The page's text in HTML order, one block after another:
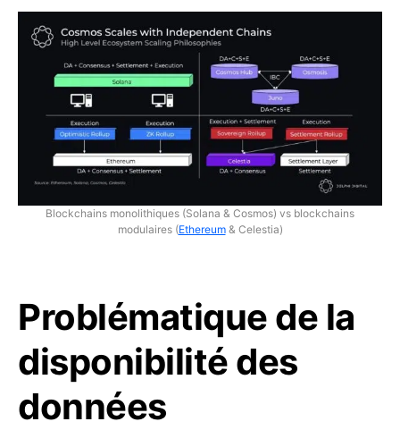
Blockchains monolithiques (Solana & Cosmos) vs blockchains
modulaires (Ethereum& Celestia)
Problématique de la
disponibilité des
données